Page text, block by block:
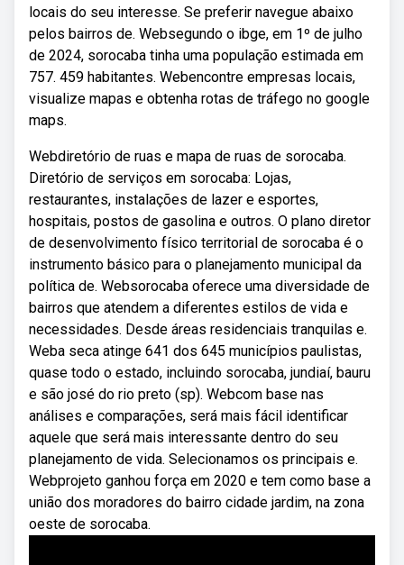
locais do seu interesse. Se preferir navegue abaixo
pelos bairros de. Websegundo o ibge, em 1º de julho
de 2024, sorocaba tinha uma população estimada em
757. 459 habitantes. Webencontre empresas locais,
visualize mapas e obtenha rotas de tráfego no google
maps.
Webdiretório de ruas e mapa de ruas de sorocaba.
Diretório de serviços em sorocaba: Lojas,
restaurantes, instalações de lazer e esportes,
hospitais, postos de gasolina e outros. O plano diretor
de desenvolvimento físico territorial de sorocaba é o
instrumento básico para o planejamento municipal da
política de. Websorocaba oferece uma diversidade de
bairros que atendem a diferentes estilos de vida e
necessidades. Desde áreas residenciais tranquilas e.
Weba seca atinge 641 dos 645 municípios paulistas,
quase todo o estado, incluindo sorocaba, jundiaí, bauru
e são josé do rio preto (sp). Webcom base nas
análises e comparações, será mais fácil identificar
aquele que será mais interessante dentro do seu
planejamento de vida. Selecionamos os principais e.
Webprojeto ganhou força em 2020 e tem como base a
união dos moradores do bairro cidade jardim, na zona
oeste de sorocaba.